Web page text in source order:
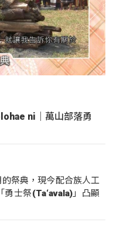
ni｜萬山部落勇
祭典，現今配合族人工
士祭(Ta‘avala)」凸顯